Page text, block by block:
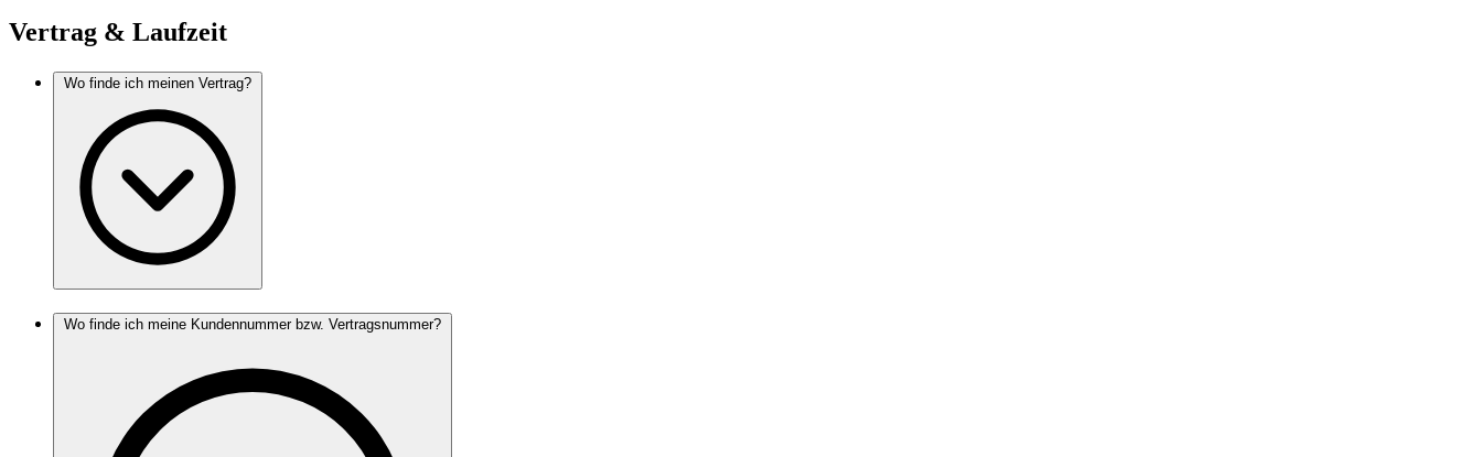
Vertrag & Laufzeit
Wo finde ich meinen Vertrag?
Wo finde ich meine Kundennummer bzw. Vertragsnummer?